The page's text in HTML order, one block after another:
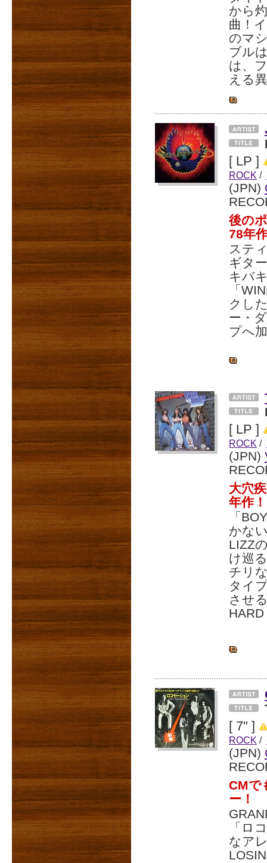
から
曲！
のマ
ブル
は、
える
[ LP ]
ROCK /
(JPN)
後の
78年
ステ
ギタ
キバ
「
クし
ー・
プへ
[ LP ]
ROCK /
(JPN)
大穴
年作！
「
かな
LIZZ
け巡
チリ
タイ
させ
[ 7" ]
ROCK /
(JPN)
CMで
ー！
「ロ
なア